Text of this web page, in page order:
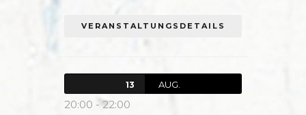
VERANSTALTUNGSDETAILS
13 AUG.
20:00 -22:00